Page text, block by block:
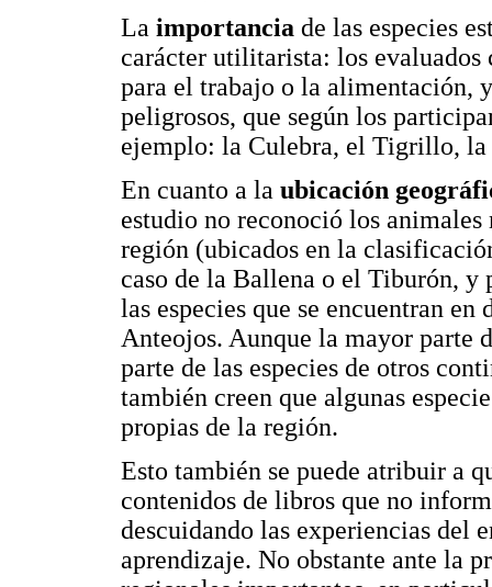
La importancia de las especies
carácter utilitarista: los
para el trabajo o la alimentación,
peligrosos, que según los
ejemplo: la Culebra, el Tigrillo,
En cuanto a la ubicación
estudio no reconoció los
región (ubicados en la
caso de la Ballena o el Tiburón, y
las especies que se encuentran
Anteojos. Aunque la mayor parte
parte de las especies de otros
también creen que algunas
propias de la región.
Esto también se puede atribuir a
contenidos de libros que no
descuidando las experiencias del
aprendizaje. No obstante ante la